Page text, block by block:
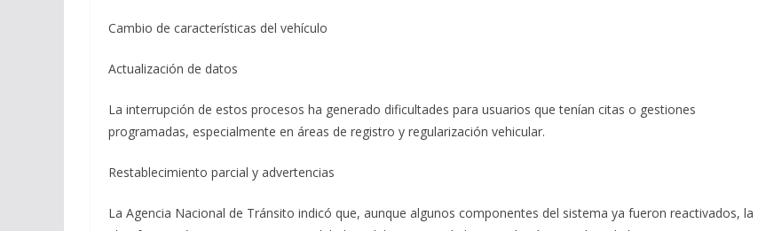
Cambio de características del vehículo
Actualización de datos
La interrupción de estos procesos ha generado dificultades para usuarios que tenían citas o gestiones
programadas, especialmente en áreas de registro y regularización vehicular.
Restablecimiento parcial y advertencias
La Agencia Nacional de Tránsito indicó que, aunque algunos componentes del sistema ya fueron reactivados, la